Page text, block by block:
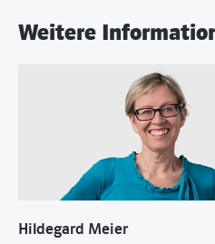
Weitere
Hildegard Meier